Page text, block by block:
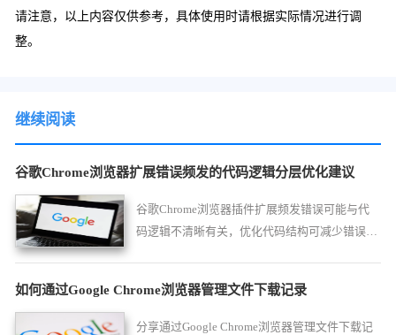
请注意，以上内容仅供参考，具体使用时请根据实际情况进行调
整。
继续阅读
谷歌Chrome浏览器扩展错误频发的代码逻辑分层优化建议
谷歌Chrome浏览器插件扩展频发错误可能与代
码逻辑不清晰有关，优化代码结构可减少错误发
如何通过Google Chrome浏览器管理文件下载记录
分享通过Google Chrome浏览器管理文件下载记